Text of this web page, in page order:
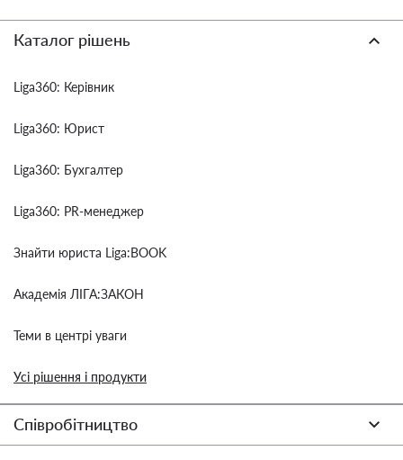
Каталог рішень
Liga360: Керівник
Liga360: Юрист
Liga360: Бухгалтер
Liga360: PR-менеджер
Знайти юриста Liga:BOOK
Академія ЛІГА:ЗАКОН
Теми в центрі уваги
Усі рішення і продукти
Співробітництво